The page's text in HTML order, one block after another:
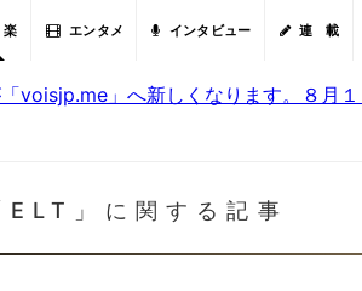
エンタメ インタビュー 連 載
voisjp.me」へ新しくなります。８月
ELT」に関する記事